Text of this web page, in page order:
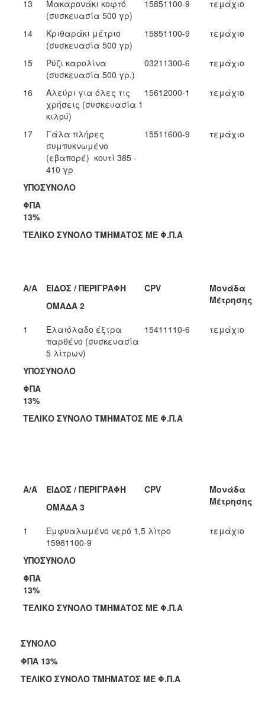
13
Μακαρονάκι κοφτό
(συσκευασία 500 γρ)
15851100-9 τεμάχιο
14
Κριθαράκι μέτριο
(συσκευασία 500 γρ)
15851100-9 τεμάχιο
15
Ρύζι καρολίνα
(συσκευασία 500 γρ.)
03211300-6 τεμάχιο
16
Αλεύρι για όλες τις
χρήσεις (συσκευασία 1
κιλού)
15612000-1 τεμάχιο
17
Γάλα πλήρες
συμπυκνωμένο
(εβαπορέ) κουτί 385 -
410 γρ
15511600-9 τεμάχιο
ΥΠΟΣΥΝΟΛΟ
ΦΠΑ
13%
ΤΕΛΙΚΟ ΣΥΝΟΛΟ ΤΜΗΜΑΤΟΣ ΜΕ Φ.Π.Α
A/A
ΕΙΔΟΣ / ΠΕΡΙΓΡΑΦΗ
ΟΜΑΔΑ 2
CPV
Μονάδα
Μέτρησης
1
Ελαιόλαδο έξτρα
παρθένο (συσκευασία
5 λίτρων)
15411110-6 τεμάχιο
ΥΠΟΣΥΝΟΛΟ
ΦΠΑ
13%
ΤΕΛΙΚΟ ΣΥΝΟΛΟ ΤΜΗΜΑΤΟΣ ΜΕ Φ.Π.Α
A/A
ΕΙΔΟΣ / ΠΕΡΙΓΡΑΦΗ
ΟΜΑΔΑ 3
CPV
Μονάδα
Μέτρησης
1
Εμφυαλωμένο νερό 1,5 λίτρο
15981100-9
τεμάχιο
ΥΠΟΣΥΝΟΛΟ
ΦΠΑ
13%
ΤΕΛΙΚΟ ΣΥΝΟΛΟ ΤΜΗΜΑΤΟΣ ΜΕ Φ.Π.Α
ΣΥΝΟΛΟ
ΦΠΑ 13%
ΤΕΛΙΚΟ ΣΥΝΟΛΟ ΤΜΗΜΑΤΟΣ ΜΕ Φ.Π.Α